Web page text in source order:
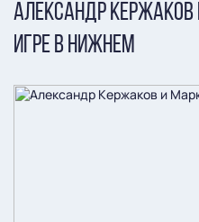
АЛЕКСАНДР
ИГРЕ В НИЖНЕМ